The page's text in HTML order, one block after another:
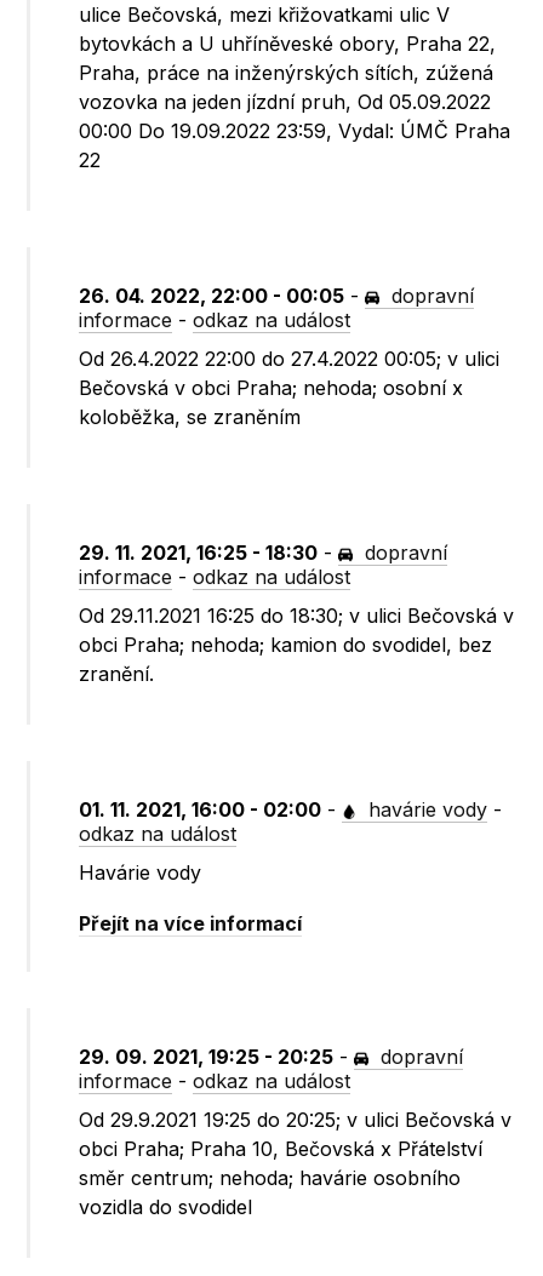
ulice Bečovská, mezi křižovatkami ulic V
bytovkách a U uhříněveské obory, Praha 22,
Praha, práce na inženýrských sítích, zúžená
vozovka na jeden jízdní pruh, Od 05.09.2022
00:00 Do 19.09.2022 23:59, Vydal: ÚMČ Praha
22
26. 04. 2022, 22:00 - 00:05 -
dopravní
informace -odkaz na událost
Od 26.4.2022 22:00 do 27.4.2022 00:05; v ulici
Bečovská v obci Praha; nehoda; osobní x
koloběžka, se zraněním
29. 11. 2021, 16:25 - 18:30 -
dopravní
informace -odkaz na událost
Od 29.11.2021 16:25 do 18:30; v ulici Bečovská v
obci Praha; nehoda; kamion do svodidel, bez
zranění.
01. 11. 2021, 16:00 - 02:00 - havárie vody -
odkaz na událost
Havárie vody
Přejít na více informací
29. 09. 2021, 19:25 - 20:25 -
dopravní
informace -odkaz na událost
Od 29.9.2021 19:25 do 20:25; v ulici Bečovská v
obci Praha; Praha 10, Bečovská x Přátelství
směr centrum; nehoda; havárie osobního
vozidla do svodidel